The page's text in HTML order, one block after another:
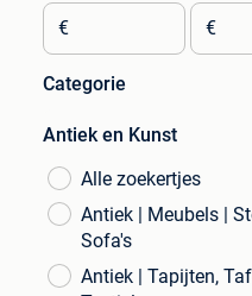
€ €
Categorie
Antiek en Kunst
Alle zoekertjes
Antiek | Meubels |
Sofa's
Antiek | Tapijten,